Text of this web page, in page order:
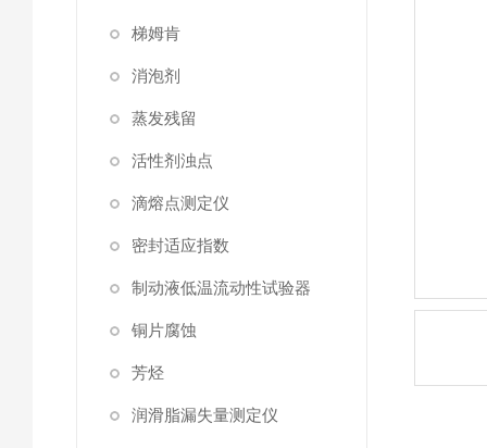
梯姆肯
消泡剂
蒸发残留
活性剂浊点
滴熔点测定仪
密封适应指数
制动液低温流动性试验器
铜片腐蚀
芳烃
润滑脂漏失量测定仪